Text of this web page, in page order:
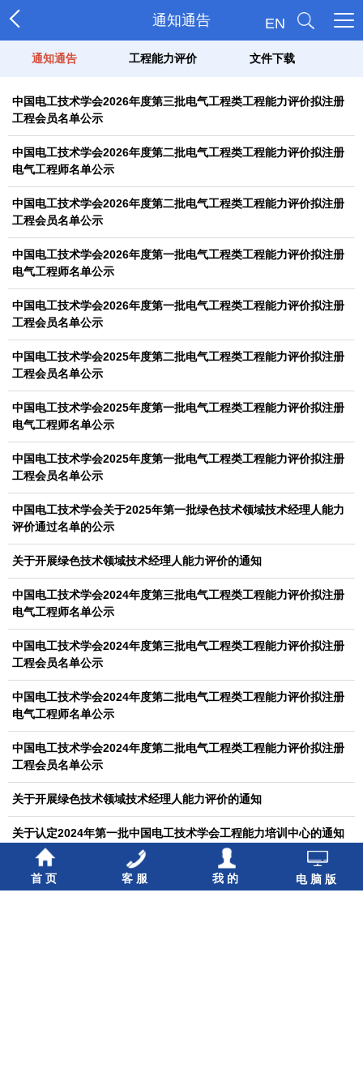
通知通告 EN
通知通告 工程能力评价 文件下载
中国电工技术学会2026年度第三批电气工程类工程能力评价拟注册
工程会员名单公示
中国电工技术学会2026年度第二批电气工程类工程能力评价拟注册
电气工程师名单公示
中国电工技术学会2026年度第二批电气工程类工程能力评价拟注册
工程会员名单公示
中国电工技术学会2026年度第一批电气工程类工程能力评价拟注册
电气工程师名单公示
中国电工技术学会2026年度第一批电气工程类工程能力评价拟注册
工程会员名单公示
中国电工技术学会2025年度第二批电气工程类工程能力评价拟注册
工程会员名单公示
中国电工技术学会2025年度第一批电气工程类工程能力评价拟注册
电气工程师名单公示
中国电工技术学会2025年度第一批电气工程类工程能力评价拟注册
工程会员名单公示
中国电工技术学会关于2025年第一批绿色技术领域技术经理人能力
评价通过名单的公示
关于开展绿色技术领域技术经理人能力评价的通知
中国电工技术学会2024年度第三批电气工程类工程能力评价拟注册
电气工程师名单公示
中国电工技术学会2024年度第三批电气工程类工程能力评价拟注册
工程会员名单公示
中国电工技术学会2024年度第二批电气工程类工程能力评价拟注册
电气工程师名单公示
中国电工技术学会2024年度第二批电气工程类工程能力评价拟注册
工程会员名单公示
关于开展绿色技术领域技术经理人能力评价的通知
关于认定2024年第一批中国电工技术学会工程能力培训中心的通知
关于征集2024年中国电工技术学会工程能力培训中心的通知
首页 客服 我的 电脑版